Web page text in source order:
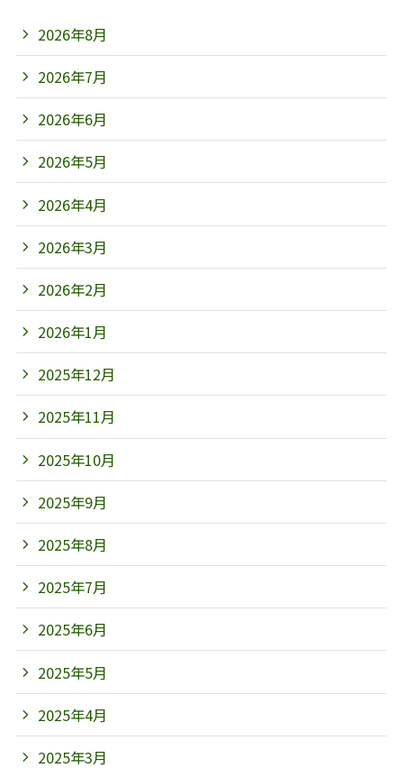
2026年8月
2026年7月
2026年6月
2026年5月
2026年4月
2026年3月
2026年2月
2026年1月
2025年12月
2025年11月
2025年10月
2025年9月
2025年8月
2025年7月
2025年6月
2025年5月
2025年4月
2025年3月